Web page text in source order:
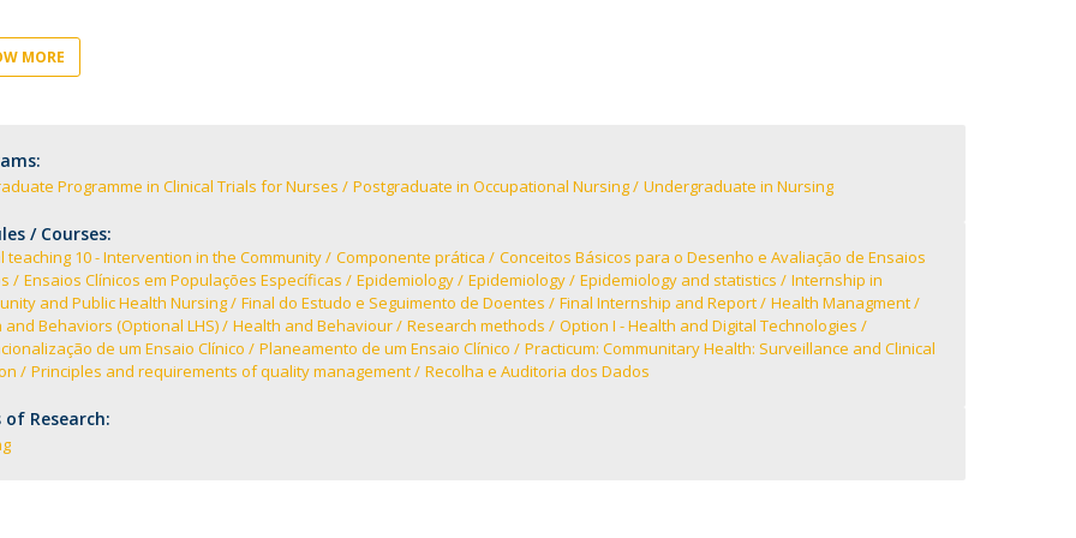
Faces & Facts
ESEnfIC
MORE
Programme in Clinical Trials for Nurses Postgraduate in Occupational Nursing Undergraduate in Nursing
/ Courses:
teaching 10 - Intervention in the Community Componente prática
Conceitos Básicos para o Desenho e Avaliação de Ensaios
Ensaios Clínicos em Populações Específicas Epidemiology Epidemiology Epidemiology and statistics
Internship in
and Public Health Nursing
Final do Estudo e Seguimento de Doentes Final Internship and Report
Health Managment
and Behaviors (Optional LHS)
Health and Behaviour Research methods
Option I - Health and Digital Technologies
de um Ensaio Clínico
Planeamento de um Ensaio Clínico
Practicum: Communitary Health: Surveillance and Clinical
Principles and requirements of quality management Recolha e Auditoria dos Dados
of Research: